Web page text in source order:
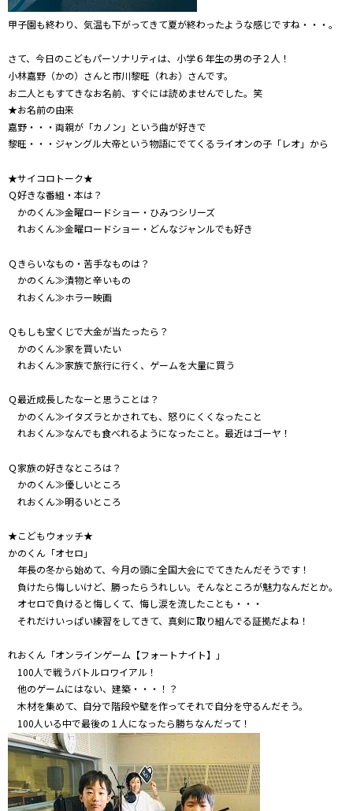
甲子園も終わり、気温も下がってきて夏が終わったような感じですね・・・。
さて、今日のこどもパーソナリティは、小学６年生の男の子２人！
小林嘉野（かの）さんと市川黎旺（れお）さんです。
お二人ともすてきなお名前、すぐには読めませんでした。笑
★お名前の由来
嘉野・・・両親が「カノン」という曲が好きで
黎旺・・・ジャングル大帝という物語にでてくるライオンの子「レオ」から
★サイコロトーク★
Ｑ好きな番組・本は？
かのくん≫金曜ロードショー・ひみつシリーズ
れおくん≫金曜ロードショー・どんなジャンルでも好き
Ｑきらいなもの・苦手なものは？
かのくん≫漬物と辛いもの
れおくん≫ホラー映画
Ｑもしも宝くじで大金が当たったら？
かのくん≫家を買いたい
れおくん≫家族で旅行に行く、ゲームを大量に買う
Ｑ最近成長したなーと思うことは？
かのくん≫イタズラとかされても、怒りにくくなったこと
れおくん≫なんでも食べれるようになったこと。最近はゴーヤ！
Ｑ家族の好きなところは？
かのくん≫優しいところ
れおくん≫明るいところ
★こどもウォッチ★
かのくん「オセロ」
年長の冬から始めて、今月の頭に全国大会にでてきたんだそうです！
負けたら悔しいけど、勝ったらうれしい。そんなところが魅力なんだとか。
オセロで負けると悔しくて、悔し涙を流したことも・・・
それだけいっぱい練習をしてきて、真剣に取り組んでる証拠だよね！
れおくん「オンラインゲーム【フォートナイト】」
100人で戦うバトルロワイアル！
他のゲームにはない、建築・・・！？
木材を集めて、自分で階段や壁を作ってそれで自分を守るんだそう。
100人いる中で最後の１人になったら勝ちなんだって！